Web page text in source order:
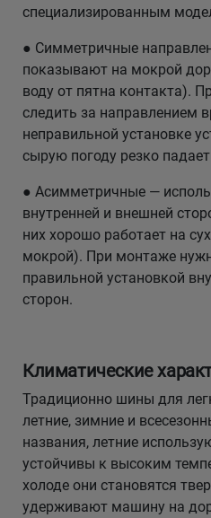
специализированным
● Симметричные
показывают на мокрой
воду от пятна контакта).
следить за направлением
неправильной установке
сырую погоду резко
● Асимметричные —
внутренней и внешней
них хорошо работает на
мокрой). При монтаже
правильной установкой
сторон.
Климатические
Традиционно шины для
летние, зимние и
названия, летние
устойчивы к высоким
холоде они становятся
удерживают машину на